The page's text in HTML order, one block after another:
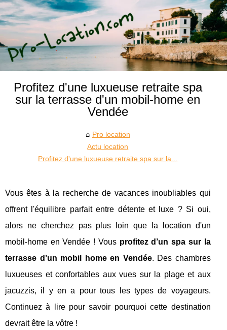
Profitez d'une luxueuse retraite spa
sur la terrasse d'un mobil-home en
Vendée
Pro location
Actu location
Profitez d'une luxueuse retraite spa sur la...
Vous êtes à la recherche de vacances inoubliables qui
offrent l'équilibre parfait entre détente et luxe ? Si oui,
alors ne cherchez pas plus loin que la location d'un
mobil-home en Vendée ! Vous profitez d’un spa sur la
terrasse d’un mobil home en Vendée. Des chambres
luxueuses et confortables aux vues sur la plage et aux
jacuzzis, il y en a pour tous les types de voyageurs.
Continuez à lire pour savoir pourquoi cette destination
devrait être la vôtre !